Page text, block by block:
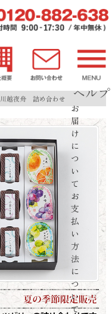
ヘルプ
お
届
け
に
つ
い
て
お
支
払
い
方
法
に
つ
い
て
川越夜舟 詰め合わせ